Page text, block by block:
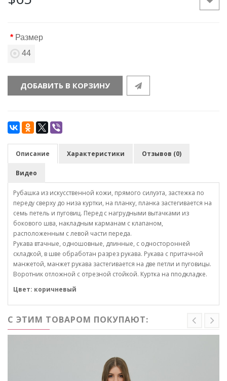
Размер
44
ДОБАВИТЬ В КОРЗИНУ
Описание Характеристики Отзывов (0)
Видео
Рубашка из искусственной кожи, прямого силуэта, застежка по
переду сверху до низа куртки, на планку, планка застегивается на
семь петель и пуговиц. Перед с нагрудными вытачками из
бокового шва, накладным карманам с клапаном,
расположенным с левой части переда.
Рукава втачные, одношовные, длинные, с односторонней
складкой, в шве обработан разрез рукава. Рукава с притачной
манжетой, манжет рукава застегивается на две петли и пуговицы.
Воротник отложной с отрезной стойкой. Куртка на пподкладке.
Цвет: коричневый
С ЭТИМ ТОВАРОМ ПОКУПАЮТ: